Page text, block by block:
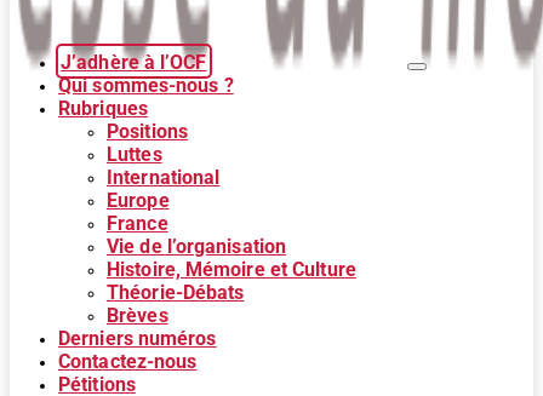
J’adhère à l’OCF
Qui sommes-nous ?
Rubriques
Positions
Luttes
International
Europe
France
Vie de l’organisation
Histoire, Mémoire et Culture
Théorie-Débats
Brèves
Derniers numéros
Contactez-nous
Pétitions